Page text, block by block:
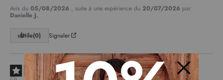
Avis du 05/08/2026 , suite à une expérience du 20/07/2026 par
Danielle J.
Utile(0) Signaler
1/5